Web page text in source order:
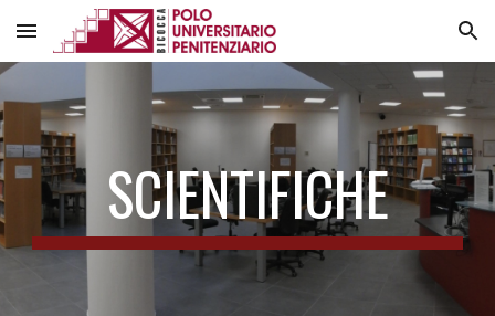
Skip to main content Skip to navigation
SCIENTIFICHE